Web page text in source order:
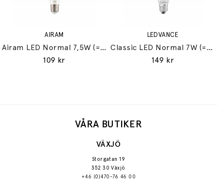
AIRAM
Airam LED Normal 7,5W (=60W) E27
109 kr
LEDVANCE
Classic LED Normal 7W (=60W) E27
149 kr
VÅRA BUTIKER
VÄXJÖ
Storgatan 19
352 30 Växjö
+46 (0)470-76 46 00